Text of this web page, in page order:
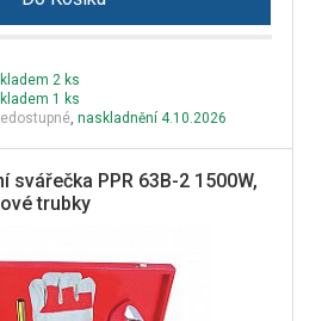
2 ks
1 ks
,naskladnění 4.10.2026
svářečka PPR 63B-2 1500W,
trubky